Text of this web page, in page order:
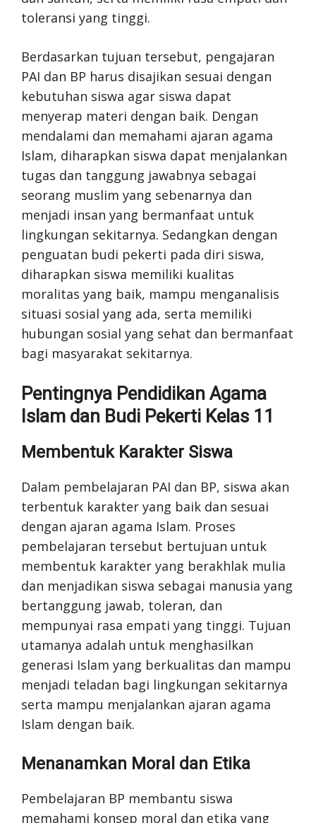
toleransi yang tinggi.
Berdasarkan tujuan tersebut, pengajaran
PAI dan BP harus disajikan sesuai dengan
kebutuhan siswa agar siswa dapat
menyerap materi dengan baik. Dengan
mendalami dan memahami ajaran agama
Islam, diharapkan siswa dapat menjalankan
tugas dan tanggung jawabnya sebagai
seorang muslim yang sebenarnya dan
menjadi insan yang bermanfaat untuk
lingkungan sekitarnya. Sedangkan dengan
penguatan budi pekerti pada diri siswa,
diharapkan siswa memiliki kualitas
moralitas yang baik, mampu menganalisis
situasi sosial yang ada, serta memiliki
hubungan sosial yang sehat dan bermanfaat
bagi masyarakat sekitarnya.
Pentingnya Pendidikan Agama
Islam dan Budi Pekerti Kelas 11
Membentuk Karakter Siswa
Dalam pembelajaran PAI dan BP, siswa akan
terbentuk karakter yang baik dan sesuai
dengan ajaran agama Islam. Proses
pembelajaran tersebut bertujuan untuk
membentuk karakter yang berakhlak mulia
dan menjadikan siswa sebagai manusia yang
bertanggung jawab, toleran, dan
mempunyai rasa empati yang tinggi. Tujuan
utamanya adalah untuk menghasilkan
generasi Islam yang berkualitas dan mampu
menjadi teladan bagi lingkungan sekitarnya
serta mampu menjalankan ajaran agama
Islam dengan baik.
Menanamkan Moral dan Etika
Pembelajaran BP membantu siswa
memahami konsep moral dan etika yang